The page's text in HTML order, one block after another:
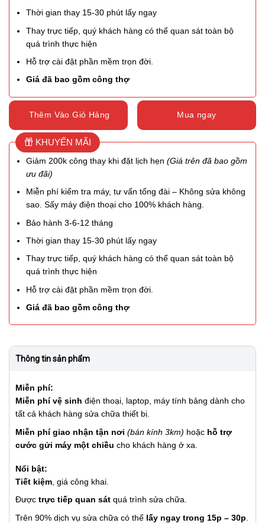
Thời gian thay 15-30 phút lấy ngay
Thay trực tiếp, quý khách hàng có thể quan sát toàn bộ
quá trình thực hiện
Hỗ trợ cài đặt phần mềm trọn đời.
Giá đã bao gồm công thợ
Thêm Vào Giỏ Hàng Mua ngay
KHUYẾN MÃI
Giảm 200k công thay khi đặt lịch hẹn(Giá trên đã bao gồm
ưu đãi)
Miễn phí kiểm tra máy, tư vấn tổng đài – Không sửa không
sao. Sấy máy điện thoại cho 100% khách hàng.
Bảo hành 3-6-12 tháng
Thời gian thay 15-30 phút lấy ngay
Thay trực tiếp, quý khách hàng có thể quan sát toàn bộ
quá trình thực hiện
Hỗ trợ cài đặt phần mềm trọn đời.
Giá đã bao gồm công thợ
Thông tin sản phẩm
Miễn phí:
Miễn phí vệ sinh điện thoại, laptop, máy tính bảng dành cho
tất cả khách hàng sửa chữa thiết bị.
Miễn phí giao nhận tận nơi (bán kính 3km) hoặc hỗ trợ
cước gửi máy một chiều cho khách hàng ở xa.
Nổi bật:
Tiết kiệm , giá công khai.
Được trực tiếp quan sát quá trình sửa chữa.
Trên 90% dịch vụ sửa chữa có thể lấy ngay trong 15p – 30p